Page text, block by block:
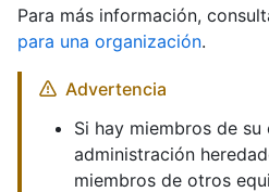
Para más información,
para una organización.
Advertencia
Si hay miembros de su
administración
miembros de otros